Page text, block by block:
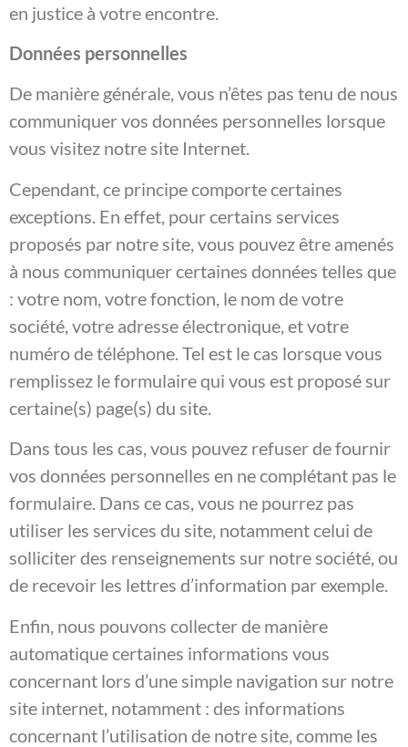
en justice à votre encontre.
Données personnelles
De manière générale, vous n’êtes pas tenu de nous
communiquer vos données personnelles lorsque
vous visitez notre site Internet.
Cependant, ce principe comporte certaines
exceptions. En effet, pour certains services
proposés par notre site, vous pouvez être amenés
à nous communiquer certaines données telles que
: votre nom, votre fonction, le nom de votre
société, votre adresse électronique, et votre
numéro de téléphone. Tel est le cas lorsque vous
remplissez le formulaire qui vous est proposé sur
certaine(s) page(s) du site.
Dans tous les cas, vous pouvez refuser de fournir
vos données personnelles en ne complétant pas le
formulaire. Dans ce cas, vous ne pourrez pas
utiliser les services du site, notamment celui de
solliciter des renseignements sur notre société, ou
de recevoir les lettres d’information par exemple.
Enfin, nous pouvons collecter de manière
automatique certaines informations vous
concernant lors d’une simple navigation sur notre
site internet, notamment : des informations
concernant l’utilisation de notre site, comme les